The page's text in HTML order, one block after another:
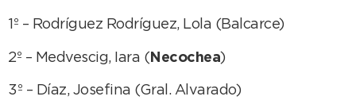
1º – Rodríguez Rodríguez, Lola (Balcarce)
2º – Medvescig, Iara ( Necochea)
3º – Díaz, Josefina (Gral. Alvarado)